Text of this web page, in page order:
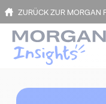
ZURÜCK ZUR MORGAN